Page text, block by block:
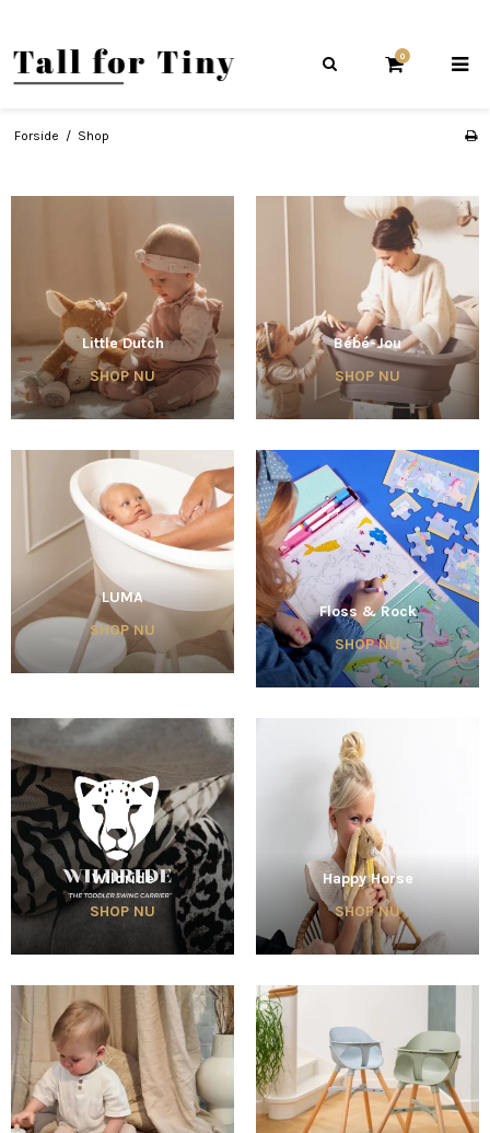
0
Forside / Shop
Little Dutch
SHOP NU
Bébé-Jou
SHOP NU
LUMA
SHOP NU
Floss & Rock
SHOP NU
Wildride
SHOP NU
Happy Horse
SHOP NU